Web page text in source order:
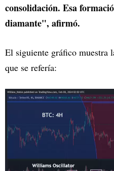
consolidación. Esa
diamante", afirmó.
El siguiente gráfico muestra
que se refería: